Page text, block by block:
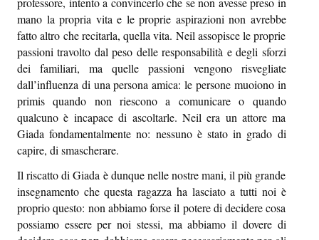
mano la propria vita e le proprie aspirazioni non avrebbe
fatto altro che recitarla, quella vita. Neil assopisce le proprie
passioni travolto dal peso delle responsabilità e degli sforzi
dei familiari, ma quelle passioni vengono risvegliate
dall’influenza di una persona amica: le persone muoiono in
primis quando non riescono a comunicare o quando
qualcuno è incapace di ascoltarle. Neil era un attore ma
Giada fondamentalmente no: nessuno è stato in grado di
capire, di smascherare.
Il riscatto di Giada è dunque nelle nostre mani, il più grande
insegnamento che questa ragazza ha lasciato a tutti noi è
proprio questo: non abbiamo forse il potere di decidere cosa
possiamo essere per noi stessi, ma abbiamo il dovere di